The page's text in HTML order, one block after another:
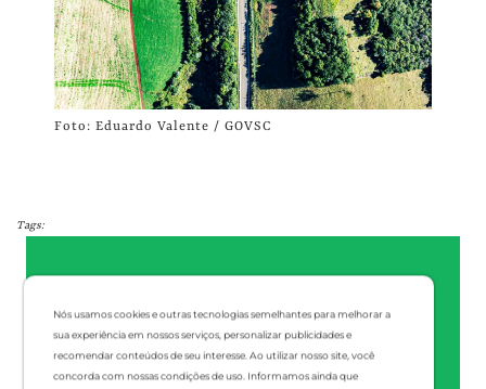
Nós usamos cookies e outras tecnologias semelhantes para melhorar a
sua experiência em nossos serviços, personalizar publicidades e
recomendar conteúdos de seu interesse. Ao utilizar nosso site, você
concorda com nossas condições de uso. Informamos ainda que
Foto: Eduardo Valente / GOVSC
Tags: